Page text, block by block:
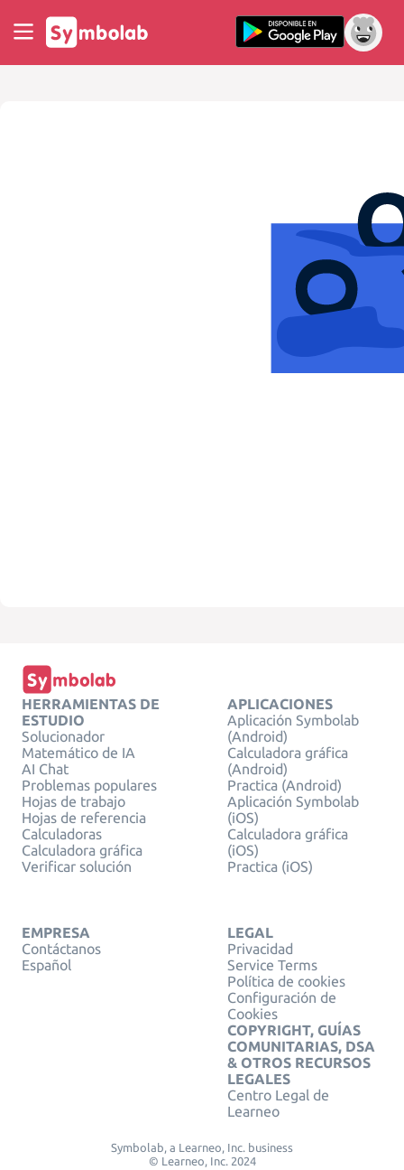
HERRAMIENTAS DE
ESTUDIO
Solucionador
Matemático de IA
AI Chat
Problemas populares
Hojas de trabajo
Hojas de referencia
Calculadoras
Calculadora gráfica
Verificar solución
APLICACIONES
Aplicación Symbolab
(Android)
Calculadora gráfica
(Android)
Practica (Android)
Aplicación Symbolab
(iOS)
Calculadora gráfica
(iOS)
Practica (iOS)
EMPRESA
Contáctanos
Español
LEGAL
Privacidad
Service Terms
Política de cookies
Configuración de
Cookies
COPYRIGHT, GUÍAS
COMUNITARIAS, DSA
& OTROS RECURSOS
LEGALES
Centro Legal de
Learneo
Symbolab, a Learneo, Inc. business
© Learneo, Inc. 2024